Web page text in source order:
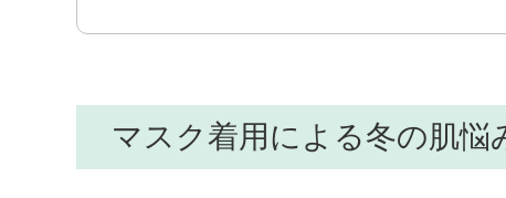
マスク着用による冬の肌悩